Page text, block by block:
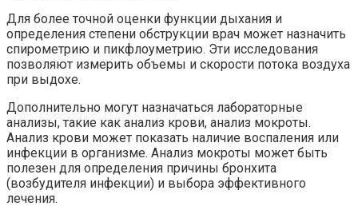
Для более точной оценки функции дыхания и
определения степени обструкции врач может назначить
спирометрию и пикфлоуметрию. Эти исследования
позволяют измерить объемы и скорости потока воздуха
при выдохе.
Дополнительно могут назначаться лабораторные
анализы, такие как анализ крови, анализ мокроты.
Анализ крови может показать наличие воспаления или
инфекции в организме. Анализ мокроты может быть
полезен для определения причины бронхита
(возбудителя инфекции) и выбора эффективного
лечения.